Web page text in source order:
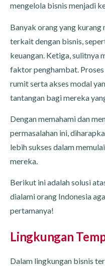
mengelola bisnis menjadi
Banyak orang yang kurang
terkait dengan bisnis,
keuangan. Ketiga, sulitnya
faktor penghambat.
rumit serta akses modal
tantangan bagi mereka
Dengan memahami dan
permasalahan ini,
lebih sukses dalam
mereka.
Berikut ini adalah solusi
dialami orang Indonesia
pertamanya!
Lingkungan
Dalam lingkungan bisnis